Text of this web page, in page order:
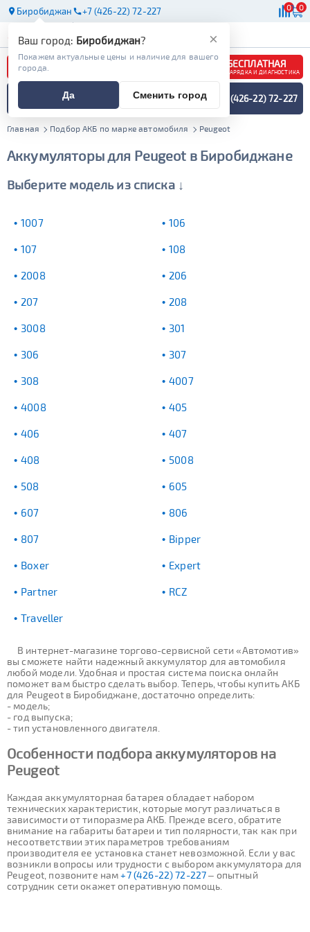
Биробиджан +7 (426-22) 72-227 0 0
АКБ МАСЛА
БЕСПЛАТНАЯ
ЗАРЯДКА И ДИАГНОСТИКА
ПОДБОР АККУМУЛЯТОРА
СПЕЦИАЛИСТОМ +7 (426-22) 72-227
Главная Подбор АКБ по марке автомобиля Peugeot
Аккумуляторы для Peugeot в Биробиджане
Выберите модель из списка ↓
1007 106
107 108
2008 206
207 208
3008 301
306 307
308 4007
4008 405
406 407
408 5008
508 605
607 806
807 Bipper
Boxer Expert
Partner RCZ
Traveller
В интернет-магазине торгово-сервисной сети «Автомотив»
вы сможете найти надежный аккумулятор для автомобиля
любой модели. Удобная и простая система поиска онлайн
поможет вам быстро сделать выбор. Теперь, чтобы купить АКБ
для Peugeot в Биробиджане, достаточно определить:
- модель;
- год выпуска;
- тип установленного двигателя.
Особенности подбора аккумуляторов на
Peugeot
Каждая аккумуляторная батарея обладает набором
технических характеристик, которые могут различаться в
зависимости от типоразмера АКБ. Прежде всего, обратите
внимание на габариты батареи и тип полярности, так как при
несоответствии этих параметров требованиям
производителя ее установка станет невозможной. Если у вас
возникли вопросы или трудности с выбором аккумулятора для
Peugeot, позвоните нам+7 (426-22) 72-227– опытный
сотрудник сети окажет оперативную помощь.
×
Ваш город: Биробиджан?
Покажем актуальные цены и наличие для вашего
города.
Да Сменить город